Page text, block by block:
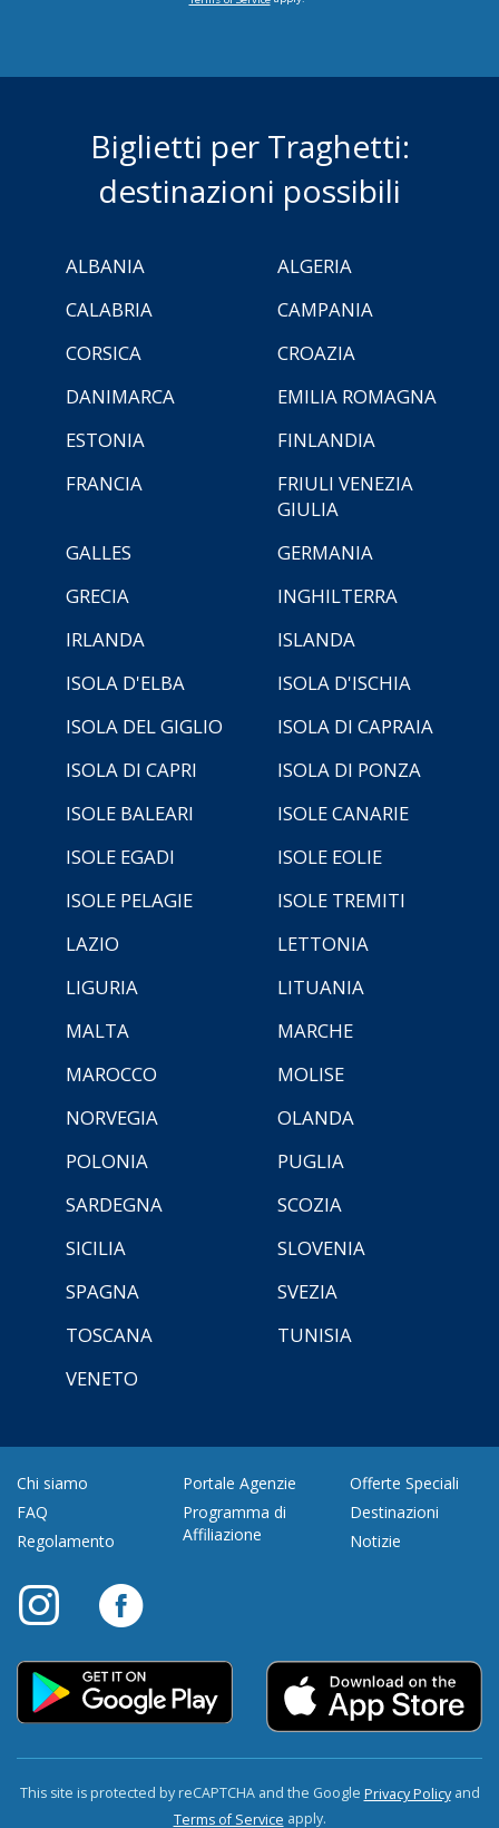
Biglietti per Traghetti:
destinazioni possibili
ALBANIA
ALGERIA
CALABRIA
CAMPANIA
CORSICA
CROAZIA
DANIMARCA
EMILIA ROMAGNA
ESTONIA
FINLANDIA
FRANCIA
FRIULI VENEZIA
GIULIA
GALLES
GERMANIA
GRECIA
INGHILTERRA
IRLANDA
ISLANDA
ISOLA D'ELBA
ISOLA D'ISCHIA
ISOLA DEL GIGLIO
ISOLA DI CAPRAIA
ISOLA DI CAPRI
ISOLA DI PONZA
ISOLE BALEARI
ISOLE CANARIE
ISOLE EGADI
ISOLE EOLIE
ISOLE PELAGIE
ISOLE TREMITI
LAZIO
LETTONIA
LIGURIA
LITUANIA
MALTA
MARCHE
MAROCCO
MOLISE
NORVEGIA
OLANDA
POLONIA
PUGLIA
SARDEGNA
SCOZIA
SICILIA
SLOVENIA
SPAGNA
SVEZIA
TOSCANA
TUNISIA
VENETO
Chi siamo
FAQ
Regolamento
Portale Agenzie
Programma di
Affiliazione
Offerte Speciali
Destinazioni
Notizie
This site is protected by reCAPTCHA and the Google Privacy Policyand
Terms of Service apply.